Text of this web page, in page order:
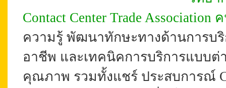
Contact Center Trade
ความรู้ พัฒนาทักษะทางด้านการบริ
อาชีพ และเทคนิคการบริการแบบต่
คุณภาพ รวมทั้งแชร์ ประสบการณ์